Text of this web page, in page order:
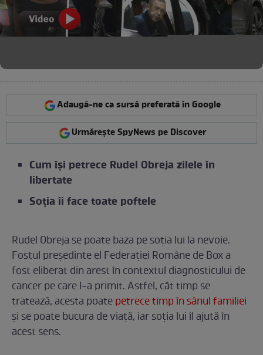
Adaugă-ne ca sursă preferată în Google
Urmărește SpyNews pe Discover
Cum își petrece Rudel Obreja zilele în
libertate
Soția îi face toate poftele
Rudel Obreja se poate baza pe soția lui la nevoie.
Fostul președinte el Federației Române de Box a
fost eliberat din arest în contextul diagnosticului de
cancer pe care l-a primit. Astfel, cât timp se
tratează, acesta poatepetrece timp în sânul familiei
și se poate bucura de viață, iar soția lui îl ajută în
acest sens.